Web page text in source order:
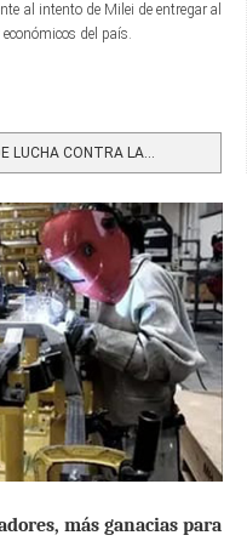
al intento de Milei de entregar al
del país.
LUCHA CONTRA LA...
más ganacias para